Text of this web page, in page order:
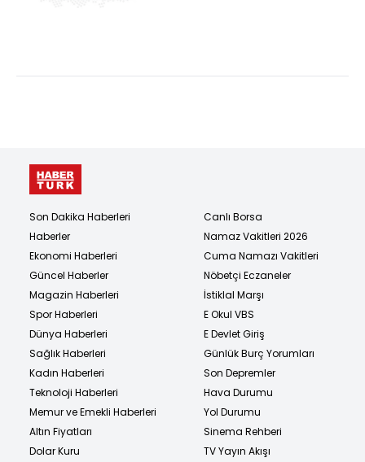
Son Dakika Haberleri
Haberler
Ekonomi Haberleri
Güncel Haberler
Magazin Haberleri
Spor Haberleri
Dünya Haberleri
Sağlık Haberleri
Kadın Haberleri
Teknoloji Haberleri
Memur ve Emekli Haberleri
Altın Fiyatları
Dolar Kuru
Canlı Borsa
Namaz Vakitleri 2026
Cuma Namazı Vakitleri
Nöbetçi Eczaneler
İstiklal Marşı
E Okul VBS
E Devlet Giriş
Günlük Burç Yorumları
Son Depremler
Hava Durumu
Yol Durumu
Sinema Rehberi
TV Yayın Akışı